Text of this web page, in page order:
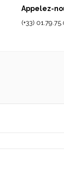
Appelez-
(+33)